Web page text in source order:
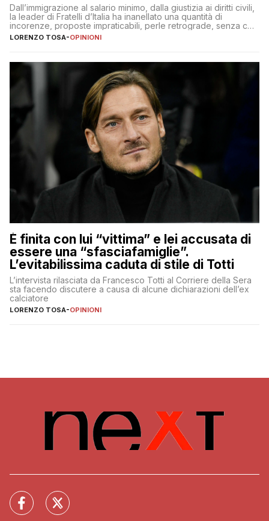
Dall’immigrazione al salario minimo, dalla giustizia ai diritti civili,
la leader di Fratelli d’Italia ha inanellato una quantità di
incorenze, proposte impraticabili, perle retrograde, senza che
nessuno – a destra come a sinistra – glielo abbia fatto notare
LORENZO TOSA-OPINIONI
È finita con lui “vittima” e lei accusata di
essere una “sfasciafamiglie”.
L’evitabilissima caduta di stile di Totti
L’intervista rilasciata da Francesco Totti al Corriere della Sera
sta facendo discutere a causa di alcune dichiarazioni dell’ex
calciatore
LORENZO TOSA-OPINIONI